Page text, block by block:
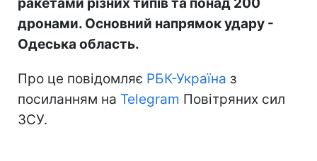
дронами. Основний напрямок удару -
Одеська область.
Про це повідомляє РБК-Україна з
посиланням на Telegram Повітряних сил
ЗСУ.